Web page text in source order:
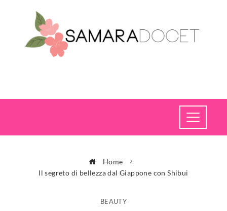
Home
Il segreto di bellezza dal Giappone con Shibui
BEAUTY